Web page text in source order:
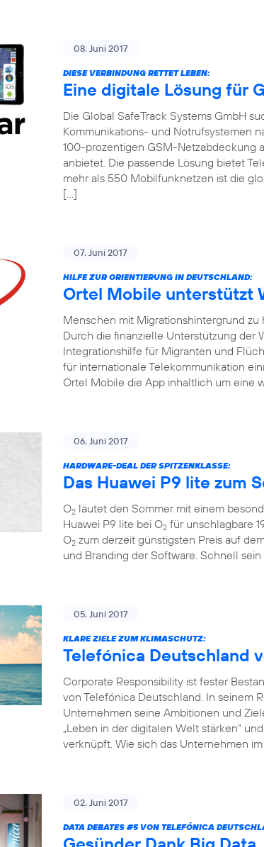
08. Juni 2017
DIESE VERBINDUNG RETTET LEBEN:
Eine digitale Lösung für
Die Global SafeTrack Systems GmbH
Kommunikations- und Notrufsystemen
100-prozentigen GSM-Netzabdeckung
anbietet. Die passende Lösung bietet
mehr als 550 Mobilfunknetzen ist die
[…]
07. Juni 2017
HILFE ZUR ORIENTIERUNG IN DEUTSCHLAND:
Ortel Mobile unterstützt
Menschen mit Migrationshintergrund
Durch die finanzielle Unterstützung der
Integrationshilfe für Migranten und
für internationale Telekommunikation
Ortel Mobile die App inhaltlich um eine
06. Juni 2017
HARDWARE-DEAL DER SPITZENKLASSE:
Das Huawei P9 lite zum
O2 läutet den Sommer mit einem
Huawei P9 lite bei O2 für unschlagbare
O2 zum derzeit günstigsten Preis auf
und Branding der Software. Schnell
05. Juni 2017
KLARE ZIELE ZUM KLIMASCHUTZ:
Telefónica Deutschland
Corporate Responsibility ist fester
von Telefónica Deutschland. In seinem
Unternehmen seine Ambitionen und
„Leben in der digitalen Welt stärken“
verknüpft. Wie sich das Unternehmen
02. Juni 2017
DATA DEBATES #5VON TELEFÓNICA